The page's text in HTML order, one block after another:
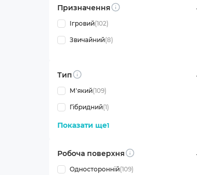
Призначення
Info
Ігровий(102)
Звичайний(8)
Тип
Info
М'який(109)
Гібридний(1)
Показати ще1
Робоча поверхня
Info
Односторонній(109)